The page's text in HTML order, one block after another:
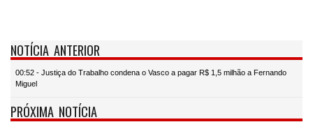
NOTÍCIA ANTERIOR
00:52 - Justiça do Trabalho condena o Vasco a pagar R$ 1,5 milhão a Fernando
Miguel
PRÓXIMA NOTÍCIA